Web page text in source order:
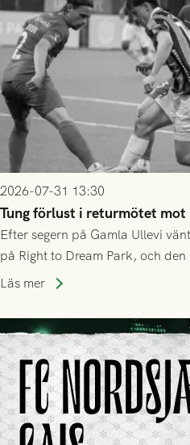
2026-07-31 13:30
Tung förlust i returmötet
Efter segern på Gamla Ullevi
på Right to Dream Park, och
upphöra efter mindre än kvarten
tennissiffror och det grönsvarta
Läs mer